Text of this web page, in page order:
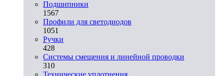
Подшипники
1567
Профили для светодиодов
1051
Ручки
428
Системы смещения и линейной проводки
310
Технические уплотнения